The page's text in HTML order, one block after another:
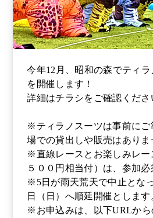
今年12月、昭和の森でティ
を開催します！
詳細はチラシをご確認くださ
※ティラノスーツは事前にご
場での貸出しや販売はありま
※直線レースとお楽しみレー
５００円相当付）は、参加必
※5日が雨天荒天で中止とな
日（日）へ順延開催とします
※お申込みは、以下URLから